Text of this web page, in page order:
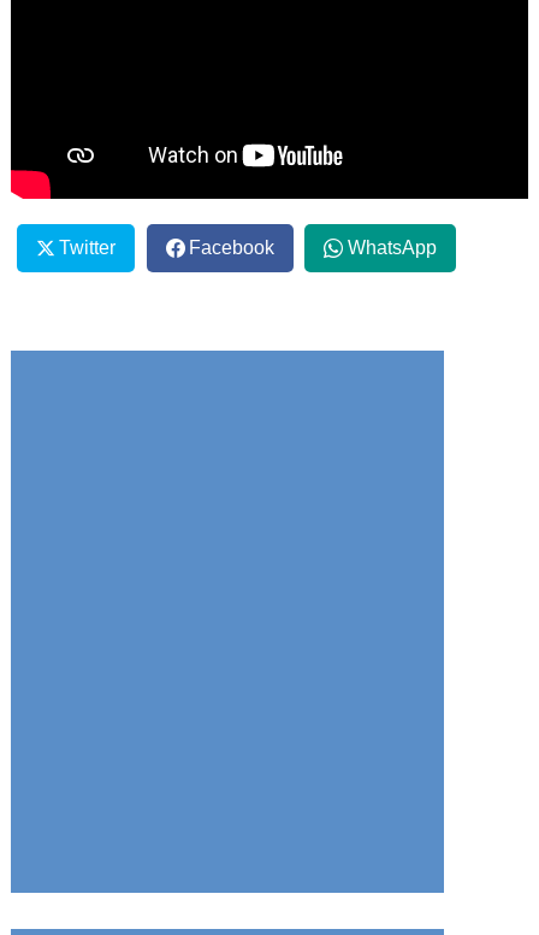
Twitter Facebook WhatsApp